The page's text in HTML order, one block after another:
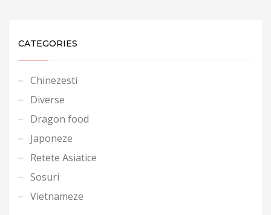
CATEGORIES
Chinezesti
Diverse
Dragon food
Japoneze
Retete Asiatice
Sosuri
Vietnameze